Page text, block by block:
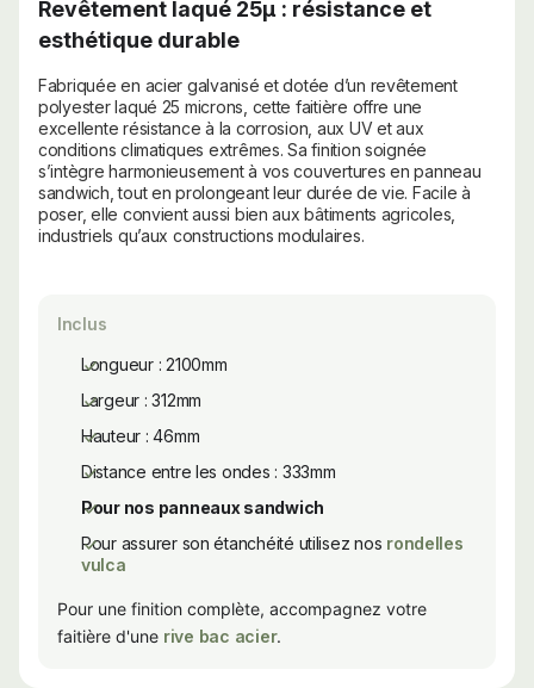
Revêtement laqué 25µ : résistance et
esthétique durable
Fabriquée en acier galvanisé et dotée d’un revêtement
polyester laqué 25 microns, cette faitière offre une
excellente résistance à la corrosion, aux UV et aux
conditions climatiques extrêmes. Sa finition soignée
s’intègre harmonieusement à vos couvertures en panneau
sandwich, tout en prolongeant leur durée de vie. Facile à
poser, elle convient aussi bien aux bâtiments agricoles,
industriels qu’aux constructions modulaires.
Inclus
Longueur : 2100mm
Largeur : 312mm
Hauteur : 46mm
Distance entre les ondes : 333mm
Pour nos panneaux sandwich
Pour assurer son étanchéité utilisez nos rondelles
vulca
Pour une finition complète, accompagnez votre
faitière d'une rive bac acier.